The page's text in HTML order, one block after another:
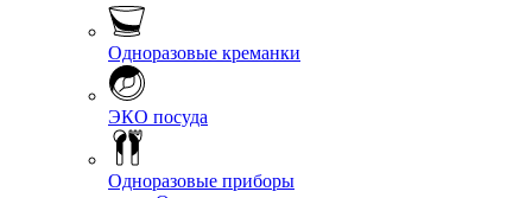
Одноразовые креманки
ЭКО посуда
Одноразовые приборы